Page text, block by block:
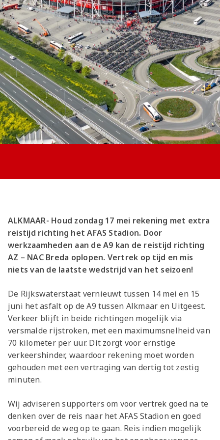
Jong AZ
Seizoenkaart
ALKMAAR- Houd zondag 17 mei rekening met extra
reistijd richting het AFAS Stadion. Door
werkzaamheden aan de A9 kan de reistijd richting
AZ – NAC Breda oplopen. Vertrek op tijd en mis
niets van de laatste wedstrijd van het seizoen!
De Rijkswaterstaat vernieuwt tussen 14 mei en 15
juni het asfalt op de A9 tussen Alkmaar en Uitgeest.
Verkeer blijft in beide richtingen mogelijk via
versmalde rijstroken, met een maximumsnelheid van
70 kilometer per uur. Dit zorgt voor ernstige
verkeershinder, waardoor rekening moet worden
gehouden met een vertraging van dertig tot zestig
minuten.
Wij adviseren supporters om voor vertrek goed na te
denken over de reis naar het AFAS Stadion en goed
voorbereid de weg op te gaan. Reis indien mogelijk